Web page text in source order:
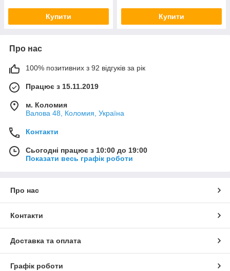
Купити Купити
Про нас
100% позитивних з 92 відгуків за рік
Працює з 15.11.2019
м. Коломия
Валова 48, Коломия, Україна
Контакти
Сьогодні працює з 10:00 до 19:00
Показати весь графік роботи
Про нас
Контакти
Доставка та оплата
Графік роботи